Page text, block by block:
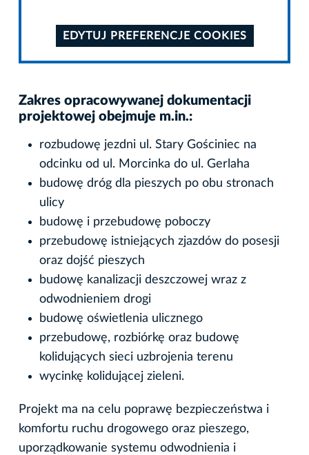
EDYTUJ PREFERENCJE COOKIES
Zakres opracowywanej dokumentacji
projektowej obejmuje m.in.:
rozbudowę jezdni ul. Stary Gościniec na
odcinku od ul. Morcinka do ul. Gerlaha
budowę dróg dla pieszych po obu stronach
ulicy
budowę i przebudowę poboczy
przebudowę istniejących zjazdów do posesji
oraz dojść pieszych
budowę kanalizacji deszczowej wraz z
odwodnieniem drogi
budowę oświetlenia ulicznego
przebudowę, rozbiórkę oraz budowę
kolidujących sieci uzbrojenia terenu
wycinkę kolidującej zieleni.
Projekt ma na celu poprawę bezpieczeństwa i
komfortu ruchu drogowego oraz pieszego,
uporządkowanie systemu odwodnienia i